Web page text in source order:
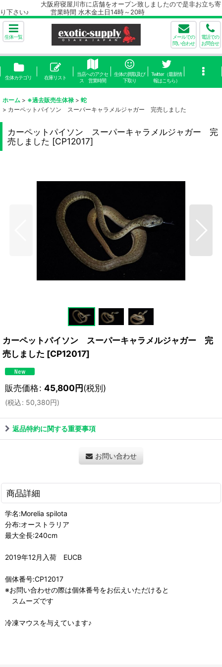
大阪府寝屋川市に店舗をオープン致しましたので是非お立ち寄
り下さい♪ 営業時間 水木金土日14時～20時
生体一覧
メールでの
問い合わせ
電話での
お問合せ
生体カテゴリ 在庫リスト
当店へのアクセ
ス 営業時間
生体の買取及び
下取り
Twitter（最新情
報はこちら）
ホーム > ※過去販売生体禄 > 蛇
> カーペットパイソン スーパーキャラメルジャガー 完売しました
カーペットパイソン スーパーキャラメルジャガー 完
売しました [CP12017]
カーペットパイソン スーパーキャラメルジャガー 完
売しました [CP12017]
販売価格: 45,800円(税別)
(税込: 50,380円)
返品特約に関する重要事項
お問い合わせ
商品詳細
学名:Morelia spilota
分布:オーストラリア
最大全長:240cm
2019年12月入荷 EUCB
個体番号:CP12017
※お問い合わせの際は個体番号をお伝えいただけると
スムーズです
冷凍マウスを与えています♪